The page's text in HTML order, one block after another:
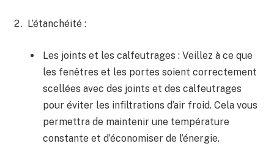
L’étanchéité :
Les joints et les ‌calfeutrages : ‍Veillez ⁢à ce que
les fenêtres et les portes soient ⁤correctement
scellées ⁤avec des joints et⁣ des calfeutrages
pour éviter les infiltrations d’air froid. Cela vous
permettra de maintenir une température
constante et d’économiser ⁢de l’énergie.